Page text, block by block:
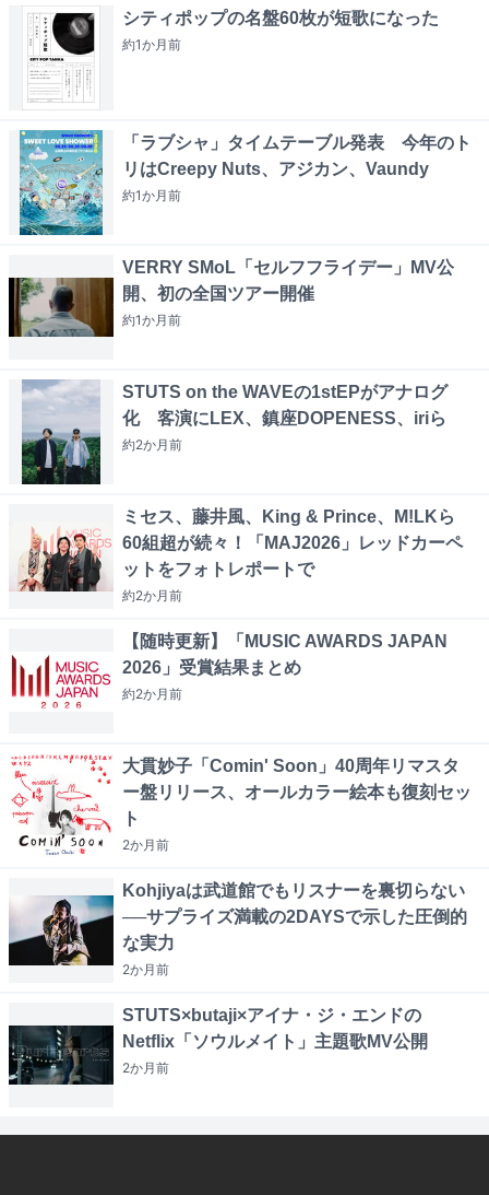
シティポップの名盤60枚が短歌になった
約1か月前
「ラブシャ」タイムテーブル発表 今年のト
リはCreepy Nuts、アジカン、Vaundy
約1か月前
VERRY SMoL「セルフフライデー」MV公
開、初の全国ツアー開催
約1か月前
STUTS on the WAVEの1stEPがアナログ
化 客演にLEX、鎮座DOPENESS、iriら
約2か月前
ミセス、藤井風、King & Prince、M!LKら
60組超が続々！「MAJ2026」レッドカーペ
ットをフォトレポートで
約2か月前
【随時更新】「MUSIC AWARDS JAPAN
2026」受賞結果まとめ
約2か月前
大貫妙子「Comin' Soon」40周年リマスタ
ー盤リリース、オールカラー絵本も復刻セッ
ト
2か月前
Kohjiyaは武道館でもリスナーを裏切らない
──サプライズ満載の2DAYSで示した圧倒的
な実力
2か月前
STUTS×butaji×アイナ・ジ・エンドの
Netflix「ソウルメイト」主題歌MV公開
2か月前